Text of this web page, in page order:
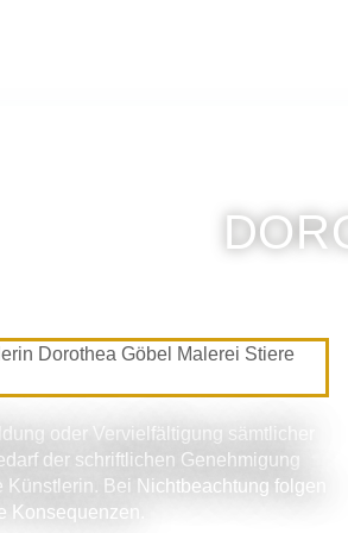
oder Vervielfältigung sämtlicher
der schriftlichen Genehmigung
Künstlerin. Bei Nichtbeachtung folgen
Konsequenzen.